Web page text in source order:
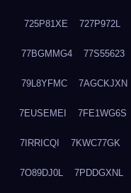
725P81XE 727P972L
77BGMMG4 77S55623
79L8YFMC 7AGCKJXN
7EUSEMEI 7FE1WG6S
7IRRICQI 7KWC77GK
7O89DJ0L 7PDDGXNL